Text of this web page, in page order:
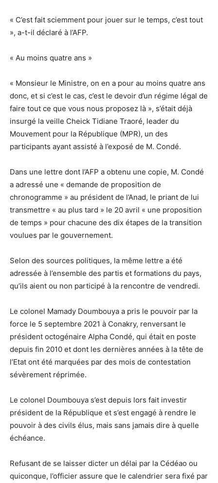
« C’est fait sciemment pour jouer sur le temps, c’est tout
», a-t-il déclaré à l’AFP.
« Au moins quatre ans »
« Monsieur le Ministre, on en a pour au moins quatre ans
donc, et si c’est le cas, c’est le devoir d’un régime légal de
faire tout ce que vous nous proposez là », s’était déjà
insurgé la veille Cheick Tidiane Traoré, leader du
Mouvement pour la République (MPR), un des
participants ayant assisté à l’exposé de M. Condé.
Dans une lettre dont l’AFP a obtenu une copie, M. Condé
a adressé une « demande de proposition de
chronogramme » au président de l’Anad, le priant de lui
transmettre « au plus tard » le 20 avril « une proposition
de temps » pour chacune des dix étapes de la transition
voulues par le gouvernement.
Selon des sources politiques, la même lettre a été
adressée à l’ensemble des partis et formations du pays,
qu’ils aient ou non participé à la rencontre de vendredi.
Le colonel Mamady Doumbouya a pris le pouvoir par la
force le 5 septembre 2021 à Conakry, renversant le
président octogénaire Alpha Condé, qui était en poste
depuis fin 2010 et dont les dernières années à la tête de
l’Etat ont été marquées par des mois de contestation
sévèrement réprimée.
Le colonel Doumbouya s’est depuis lors fait investir
président de la République et s’est engagé à rendre le
pouvoir à des civils élus, mais sans jamais dire à quelle
échéance.
Refusant de se laisser dicter un délai par la Cédéao ou
quiconque, l’officier assure que le calendrier sera fixé par